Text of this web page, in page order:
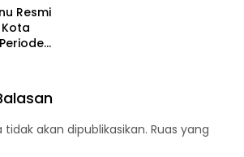
Resmi
Kota
akan dipublikasikan. Ruas yang